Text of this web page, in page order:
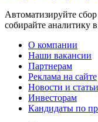
Автоматизируйте
собирайте аналитику
О компании
Наши вакансии
Партнерам
Реклама на сайте
Новости и статьи
Инвесторам
Кандидаты по